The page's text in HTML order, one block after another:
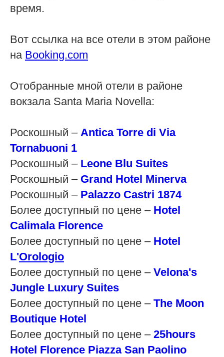
время.
Вот ссылка на все отели в этом районе
на Booking.com
Отобранные мной отели в районе
вокзала Santa Maria Novella:
Роскошный – Antica Torre di Via
Tornabuoni 1
Роскошный – Leone Blu Suites
Роскошный – Grand Hotel Minerva
Роскошный – Palazzo Castri 1874
Более доступный по цене – Hotel
Calimala Florence
Более доступный по цене – Hotel
L'Orologio
Более доступный по цене – Velona's
Jungle Luxury Suites
Более доступный по цене – The Moon
Boutique Hotel
Более доступный по цене – 25hours
Hotel Florence Piazza San Paolino